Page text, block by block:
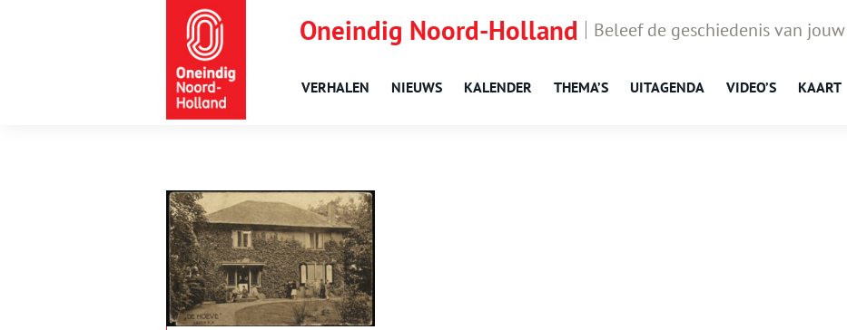
Oneindig Noord-Holland Beleef de geschiedenis van
VERHALEN NIEUWS KALENDER THEMA’S UITAGENDA VIDEO’S KAART